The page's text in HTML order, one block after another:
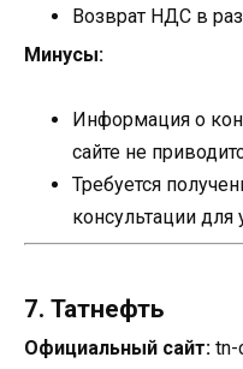
Возврат НДС в
Минусы:
Информация о
сайте не
Требуется
консультации для
7. Татнефть
Официальный сайт: tn-